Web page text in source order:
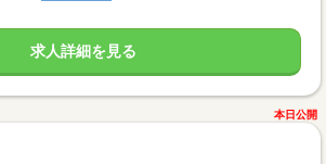
求人詳細を見る
本日公開